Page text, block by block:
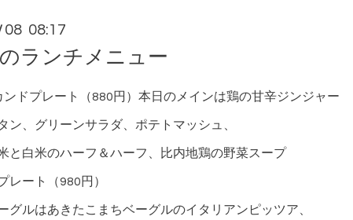
08 08:17
ランチメニュー
ンドプレート（880円）本日のメインは鶏の甘辛ジンジャー
、グリーンサラダ、ポテトマッシュ、
と白米のハーフ＆ハーフ、比内地鶏の野菜スープ
レート（980円）
ルはあきたこまちベーグルのイタリアンピッツア、